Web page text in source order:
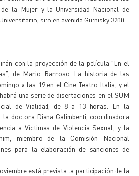
la Mujer y la Universidad Nacional de
sito en avenida Gutnisky 3200.
con la proyección de la película "En el
de Mario Barroso. La historia de las
a las 19 en el Cine Teatro Italia; y el
una serie de disertaciones en el SUM
de Vialidad, de 8 a 13 horas. En la
la doctora Diana Galimberti, coordinadora
a Víctimas de Violencia Sexual; y la
miembro de la Comisión Nacional
para la elaboración de sanciones de
está prevista la participación de la